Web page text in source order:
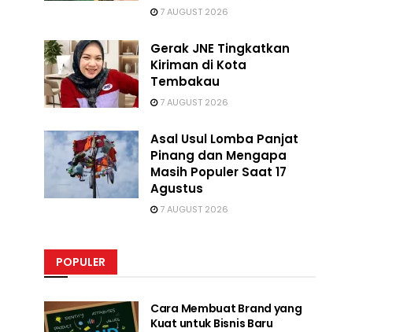
7 AUGUST 2026
Gerak JNE Tingkatkan
Kiriman di Kota
Tembakau
7 AUGUST 2026
Asal Usul Lomba Panjat
Pinang dan Mengapa
Masih Populer Saat 17
Agustus
7 AUGUST 2026
POPULER
Cara Membuat Brand yang
Kuat untuk Bisnis Baru